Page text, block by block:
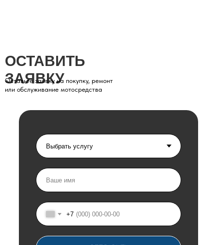
ОСТАВИТЬ
ЗАЯВКУ
Оставьте заявку на покупку, ремонт
или обслуживание мотосредства
+7